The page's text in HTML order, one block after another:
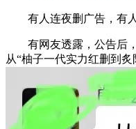
有人连夜删广告，有
有网友透露，公告后
从“柚子一代实力红删到炙